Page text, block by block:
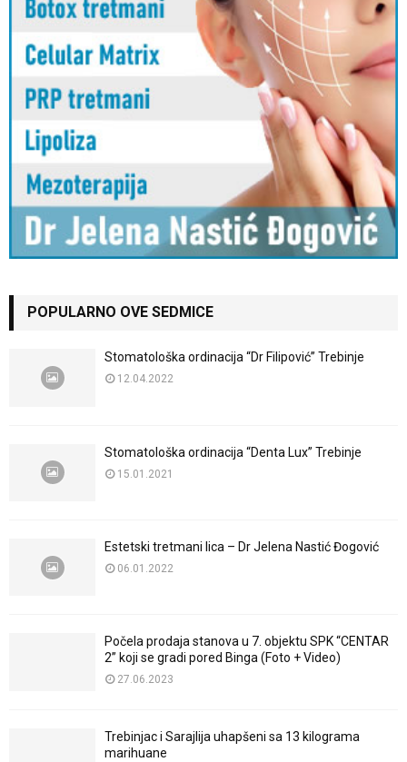
POPULARNO OVE SEDMICE
Stomatološka ordinacija “Dr Filipović” Trebinje
12.04.2022
Stomatološka ordinacija “Denta Lux” Trebinje
15.01.2021
Estetski tretmani lica – Dr Jelena Nastić Đogović
06.01.2022
Počela prodaja stanova u 7. objektu SPK “CENTAR
2” koji se gradi pored Binga (Foto + Video)
27.06.2023
Trebinjac i Sarajlija uhapšeni sa 13 kilograma
marihuane